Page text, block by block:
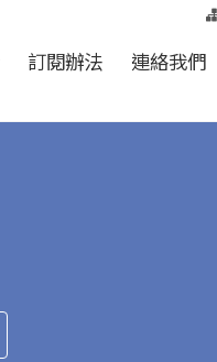
訂閱辦法 連絡我們